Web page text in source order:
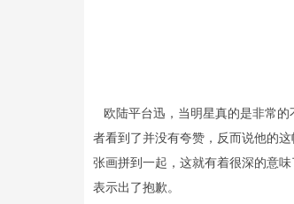
欧陆平台迅，当明星真的是非常的
者看到了并没有夸赞，反而说他的
张画拼到一起，这就有着很深的意
表示出了抱歉。